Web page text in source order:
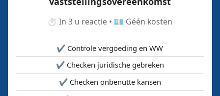
⏱️ In 3 u reactie • 💶 Géén kosten
✔️ Controle vergoeding en WW
✔️ Checken juridische gebreken
✔️ Checken onbenutte kansen